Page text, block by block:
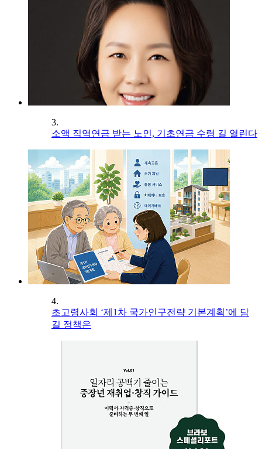
3.
소액 직역연금 받는 노인, 기초연금 수령 길 열린다
4.
초고령사회 ‘제1차 국가인구전략 기본계획’에 담
길 정책은